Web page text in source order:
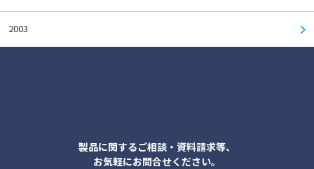
2003
製品に関するご相談・資料請求等、
お気軽にお問合せください。